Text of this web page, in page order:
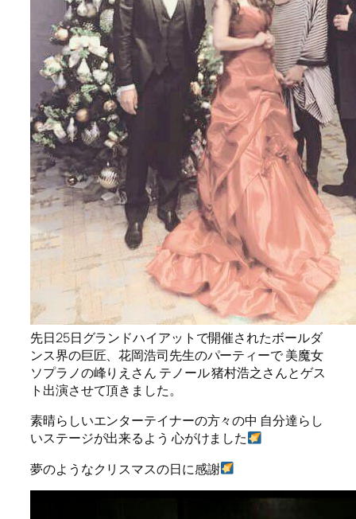
先日25日グランドハイアットで開催されたボールダ
ンス界の巨匠、花岡浩司先生のパーティーで 美魔女
ソプラノの峰りえさん テノール 猪村浩之さんとゲス
ト出演させて頂きました。
素晴らしいエンターテイナーの方々の中 自分達らし
いステージが出来るよう 心がけました
夢のようなクリスマスの日に感謝